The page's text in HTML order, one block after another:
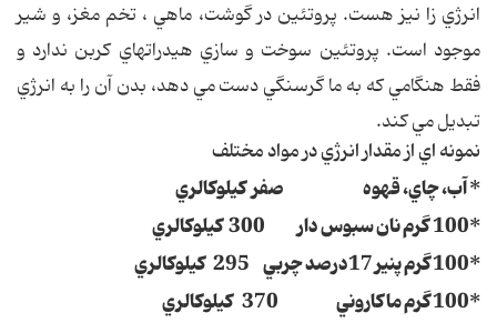
انرژي زا نيز هست. پروتئين در گوشت، ماهي ، تخم مغز، و شير
موجود است. پروتئين سوخت و سازي هيدراتهاي کربن ندارد و
فقط هنگامي که به ما گرسنگي دست مي دهد، بدن آن را به انرژي
تبديل مي کند.
نمونه اي از مقدار انرژي در مواد مختلف
* آب، چاي، قهوه صفر کيلوکالري
*100 گرم نان سبوس دار 300 کيلوکالري
*100 گرم پنير 17درصد چربي 295 کيلوکالري
*100 گرم ماکاروني 370 کيلوکالري